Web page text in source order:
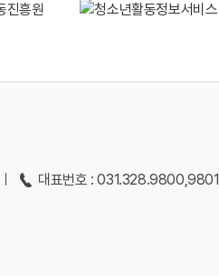
대표번호 : 031.328.9800,9801